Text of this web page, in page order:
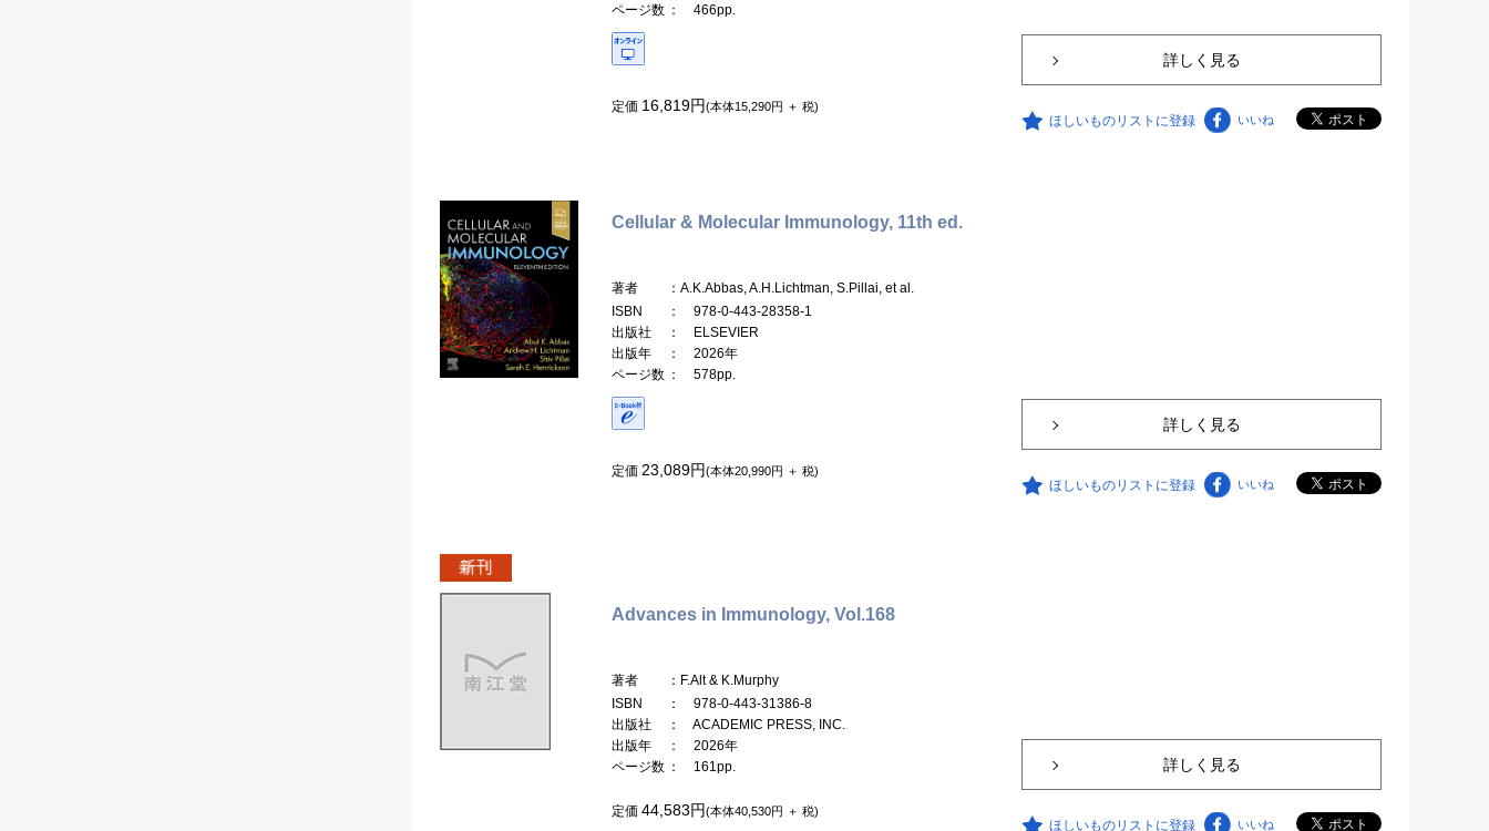
ページ数 ： 466pp.
定価 16,819円(本体15,290円 ＋ 税)
詳しく見る
ほしいものリストに登録 いいね
Cellular & Molecular Immunology, 11th ed.
著者
：A.K.Abbas, A.H.Lichtman, S.Pillai, et al.
ISBN
： 978-0-443-28358-1
出版社
： ELSEVIER
出版年
： 2026年
ページ数 ： 578pp.
定価 23,089円(本体20,990円 ＋ 税)
詳しく見る
ほしいものリストに登録 いいね
Advances in Immunology, Vol.168
著者
：F.Alt & K.Murphy
ISBN
： 978-0-443-31386-8
出版社
： ACADEMIC PRESS, INC.
出版年
： 2026年
ページ数 ： 161pp.
定価 44,583円(本体40,530円 ＋ 税)
詳しく見る
ほしいものリストに登録 いいね